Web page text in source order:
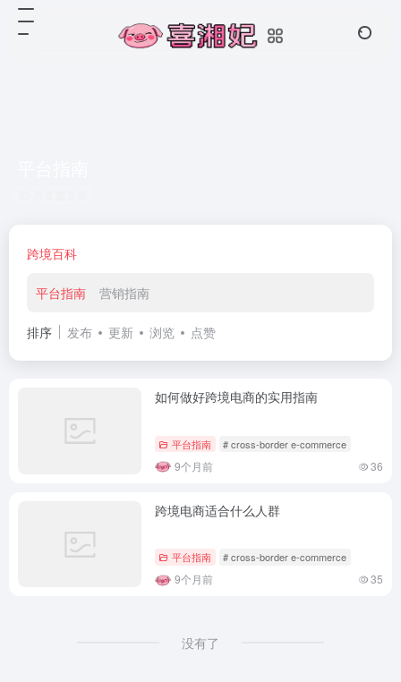
跨境百科
平台指南 营销指南
排序 发布 更新 浏览 点赞
如何做好跨境电商的实用指南
平台指南 # cross-border e-commerce
9个月前 36
跨境电商适合什么人群
平台指南 # cross-border e-commerce
9个月前 35
没有了